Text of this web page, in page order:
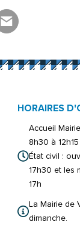
nouvel onglet)
X (Twitter)
un nouvel
sur LinkedIn
dans un
Partager par e-
(ouverture
HORAIRES
Accueil
8h30 à
État civil :
17h30 et les
17h
La Mairie de
dimanche.